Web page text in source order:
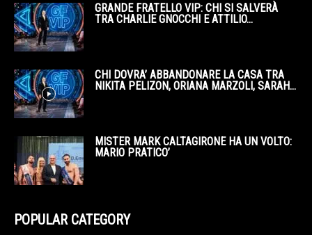
GRANDE FRATELLO VIP: CHI SI SALVERÀ
TRA CHARLIE GNOCCHI E ATTILIO...
CHI DOVRA’ ABBANDONARE LA CASA TRA
NIKITA PELIZON, ORIANA MARZOLI, SARAH...
MISTER MARK CALTAGIRONE HA UN VOLTO:
MARIO PRATICO’
POPULAR CATEGORY